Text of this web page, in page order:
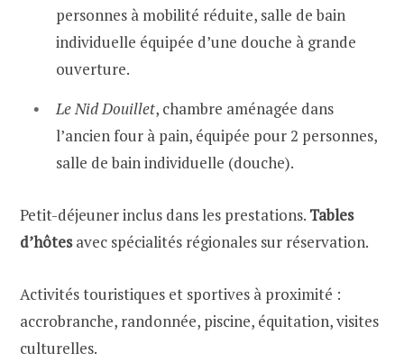
personnes à mobilité réduite, salle de bain
individuelle équipée d’une douche à grande
ouverture.
Le Nid Douillet, chambre aménagée dans
l’ancien four à pain, équipée pour 2 personnes,
salle de bain individuelle (douche).
Petit-déjeuner inclus dans les prestations. Tables
d’hôtesavec spécialités régionales sur réservation.
Activités touristiques et sportives à proximité :
accrobranche, randonnée, piscine, équitation, visites
culturelles.